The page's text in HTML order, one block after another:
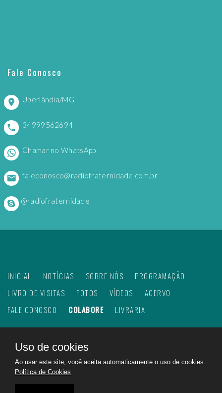
Fale Conosco
Uberlândia/MG
34999562694
Chamar no WhatsApp
faleconosco@radiofraternidade.com.br
@radiofraternidade
INICIAL NOTÍCIAS SOBRE NÓS
PROGRAMAÇÃO
LIVRO DE VISITAS
FOTOS VÍDEOS
ACERVO
FALE CONOSCO
COLABORE LIVRARIA
2026Web Rádio Fraternidade. Todos os direitos
reservados.
Feito com
no Brasil para todo o mundo!
Rádio Fraternidade a emissora do bem na internet.
Uso de cookies
Ao usar este site, você aceita automaticamente o uso de cookies.
Política de Cookies